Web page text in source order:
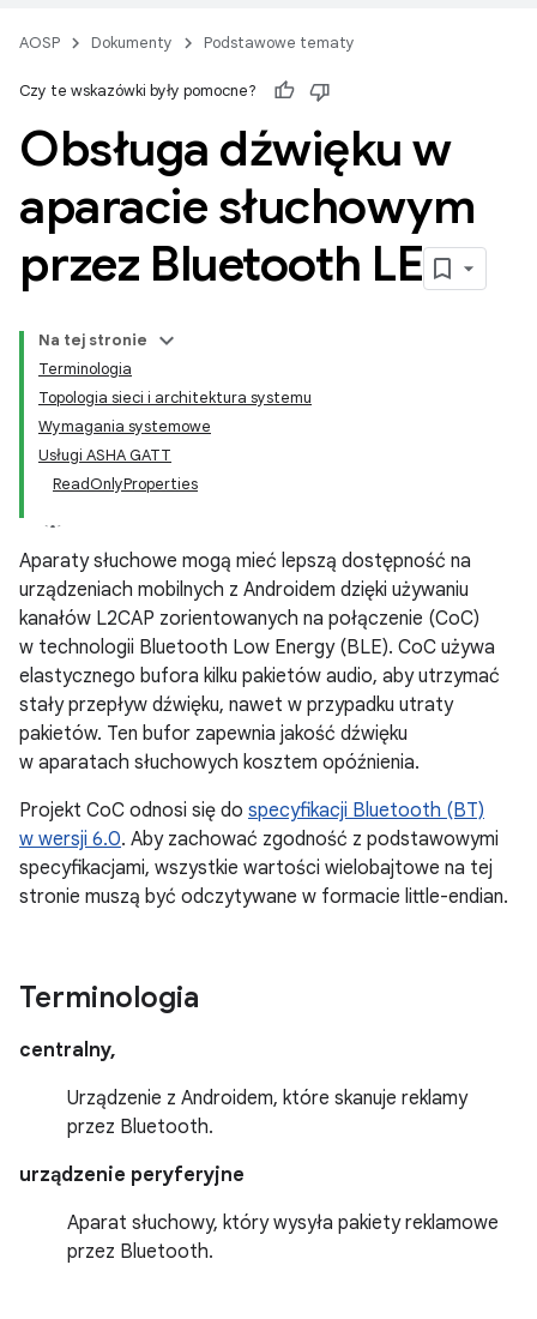
AOSP Dokumenty Podstawowe tematy
Czy te wskazówki były pomocne?
Obsługa dźwięku w
aparacie słuchowym
przez Bluetooth LE
Na tej stronie
Terminologia
Topologia sieci i architektura systemu
Wymagania systemowe
Usługi ASHA GATT
ReadOnlyProperties
Aparaty słuchowe mogą mieć lepszą dostępność na
urządzeniach mobilnych z Androidem dzięki używaniu
kanałów L2CAP zorientowanych na połączenie (CoC)
w technologii Bluetooth Low Energy (BLE). CoC używa
elastycznego bufora kilku pakietów audio, aby utrzymać
stały przepływ dźwięku, nawet w przypadku utraty
pakietów. Ten bufor zapewnia jakość dźwięku
w aparatach słuchowych kosztem opóźnienia.
Projekt CoC odnosi się do specyfikacji Bluetooth (BT)
w wersji 6.0. Aby zachować zgodność z podstawowymi
specyfikacjami, wszystkie wartości wielobajtowe na tej
stronie muszą być odczytywane w formacie little-endian.
Terminologia
centralny,
Urządzenie z Androidem, które skanuje reklamy
przez Bluetooth.
urządzenie peryferyjne
Aparat słuchowy, który wysyła pakiety reklamowe
przez Bluetooth.